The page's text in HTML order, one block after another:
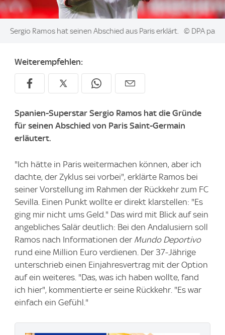
Image:
Sergio Ramos hat seinen Abschied aus Paris erklärt. © DPA pa
Weiterempfehlen:
Spanien-Superstar Sergio Ramos hat die Gründe
für seinen Abschied von Paris Saint-Germain
erläutert.
"Ich hätte in Paris weitermachen können, aber ich
dachte, der Zyklus sei vorbei", erklärte Ramos bei
seiner Vorstellung im Rahmen der Rückkehr zum FC
Sevilla. Einen Punkt wollte er direkt klarstellen: "Es
ging mir nicht ums Geld." Das wird mit Blick auf sein
angebliches Salär deutlich: Bei den Andalusiern soll
Ramos nach Informationen der Mundo Deportivo
rund eine Million Euro verdienen. Der 37-Jährige
unterschrieb einen Einjahresvertrag mit der Option
auf ein weiteres. "Das, was ich haben wollte, fand
ich hier", kommentierte er seine Rückkehr. "Es war
einfach ein Gefühl."